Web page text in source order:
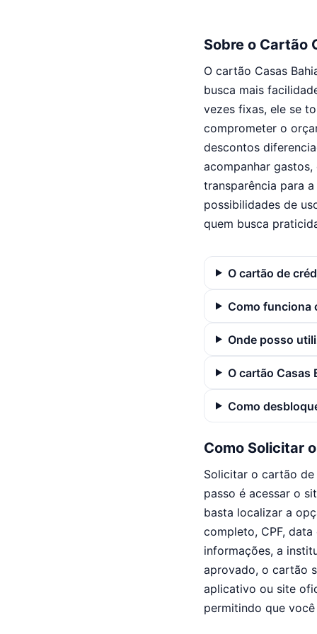
Sobre o Cartão
O cartão Casas
busca mais
vezes fixas, ele se
comprometer o
descontos
acompanhar
transparência para
possibilidades de
quem busca
O cartão de
Como funciona
Onde posso
O cartão Casas
Como
Como Solicitar
Solicitar o cartão de
passo é acessar o
basta localizar a
completo, CPF,
informações, a
aprovado, o cartão
aplicativo ou site
permitindo que